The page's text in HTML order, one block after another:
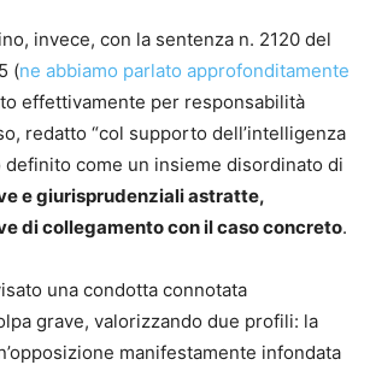
I suoi articoli vengono pubblicati su
invece, con la sentenza n. 2120 del
(ne abbiamo parlato approfonditamente
effettivamente per responsabilità
redatto “col supporto dell’intelligenza
definito come un insieme disordinato di
e giurisprudenziali astratte,
di collegamento con il caso concreto.
una condotta connotata
grave, valorizzando due profili: la
manifestamente infondata